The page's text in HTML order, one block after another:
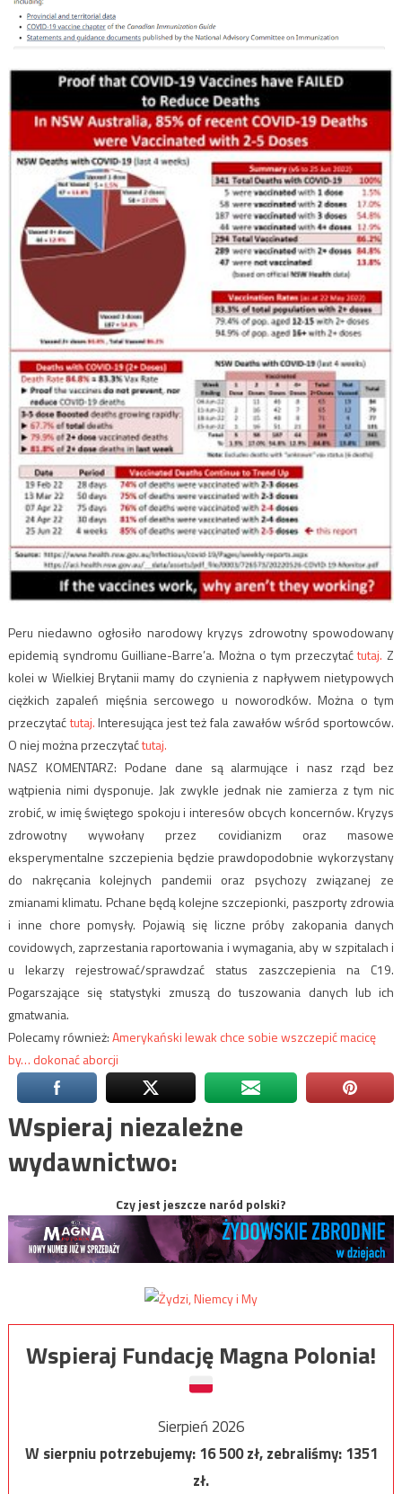
Peru niedawno ogłosiło narodowy kryzys zdrowotny spowodowany
epidemią syndromu Guilliane-Barre’a. Można o tym przeczytaćtutaj. Z
kolei w Wielkiej Brytanii mamy do czynienia z napływem nietypowych
ciężkich zapaleń mięśnia sercowego u noworodków. Można o tym
przeczytaćtutaj.Interesująca jest też fala zawałów wśród sportowców.
O niej można przeczytaćtutaj.
NASZ KOMENTARZ: Podane dane są alarmujące i nasz rząd bez
wątpienia nimi dysponuje. Jak zwykle jednak nie zamierza z tym nic
zrobić, w imię świętego spokoju i interesów obcych koncernów.Kryzys
zdrowotny wywołany przez covidianizm oraz masowe
eksperymentalne szczepienia będzie prawdopodobnie wykorzystany
do nakręcania kolejnych pandemii oraz psychozy związanej ze
zmianami klimatu. Pchane będą kolejne szczepionki, paszporty zdrowia
i inne chore pomysły. Pojawią się liczne próby zakopania danych
covidowych, zaprzestania raportowania i wymagania, aby w szpitalach i
u lekarzy rejestrować/sprawdzać status zaszczepienia na C19.
Pogarszające się statystyki zmuszą do tuszowania danych lub ich
gmatwania.
Polecamy również:Amerykański lewak chce sobie wszczepić macicę
by… dokonać aborcji
Wspieraj niezależne
wydawnictwo:
Czy jest jeszcze naród polski?
Wspieraj Fundację Magna Polonia!
Sierpień 2026
W sierpniu potrzebujemy:16 500zł, zebraliśmy:1351
zł.